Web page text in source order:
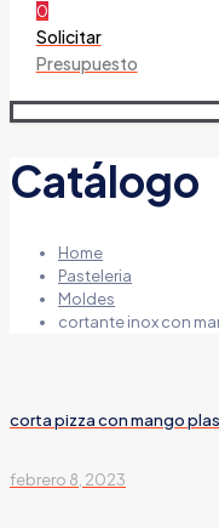
0
Solicitar
Presupuesto
Catálogo
Home
Pasteleria
Moldes
cortante inox con
corta pizza con mango
febrero 8, 2023